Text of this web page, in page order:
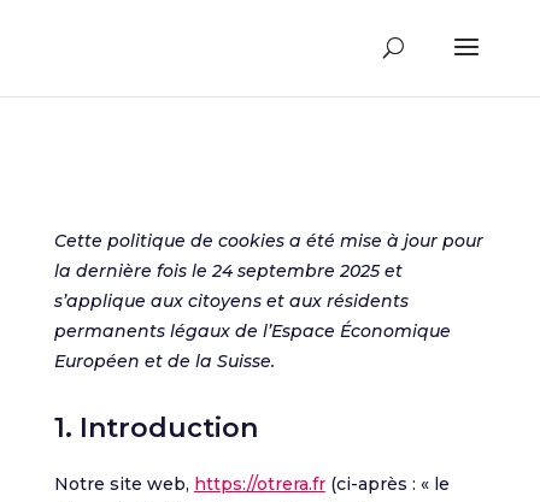
Cette politique de cookies a été mise à jour pour
la dernière fois le 24 septembre 2025 et
s’applique aux citoyens et aux résidents
permanents légaux de l’Espace Économique
Européen et de la Suisse.
1. Introduction
Notre site web, https://otrera.fr(ci-après : « le